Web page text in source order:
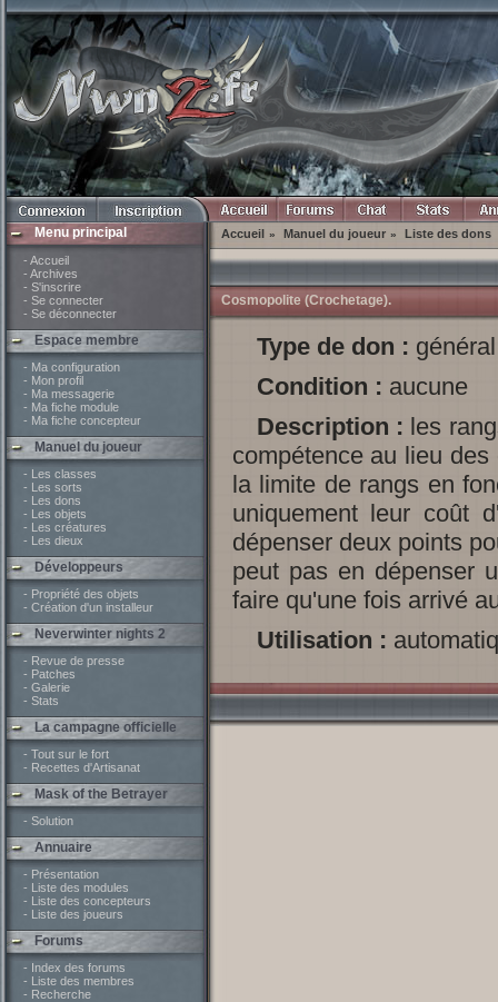
Menu principal
- Accueil
- Archives
- S'inscrire
- Se connecter
- Se déconnecter
Espace membre
- Ma configuration
- Mon profil
- Ma messagerie
- Ma fiche module
- Ma fiche concepteur
Manuel du joueur
- Les classes
- Les sorts
- Les dons
- Les objets
- Les créatures
- Les dieux
Développeurs
- Propriété des objets
- Création d'un installeur
Neverwinter nights 2
- Revue de presse
- Patches
- Galerie
- Stats
La campagne officielle
- Tout sur le fort
- Recettes d'Artisanat
Mask of the Betrayer
- Solution
Annuaire
- Présentation
- Liste des modules
- Liste des concepteurs
- Liste des joueurs
Forums
- Index des forums
- Liste des membres
- Recherche
Accueil » Manuel du joueur » Liste des dons
Cosmopolite (Crochetage).
Type de don : général
Condition : aucune
Description : les
compétence au lieu
la limite de rangs en
uniquement leur coût
dépenser deux points
peut pas en dépenser
faire qu'une fois arrivé
Utilisation :